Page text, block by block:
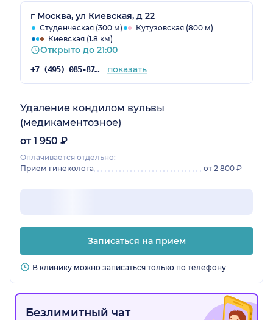
г Москва, ул Киевская, д 22
Студенческая (300 м)
Кутузовская (800 м)
Киевская (1.8 км)
Открыто до 21:00
+7 (495) 085-87-25 показать
Удаление кондилом вульвы
(медикаментозное)
от 1 950 ₽
Оплачивается отдельно:
Прием гинеколога
от 2 800 ₽
Записаться на прием
В клинику можно записаться только по телефону
Безлимитный чат